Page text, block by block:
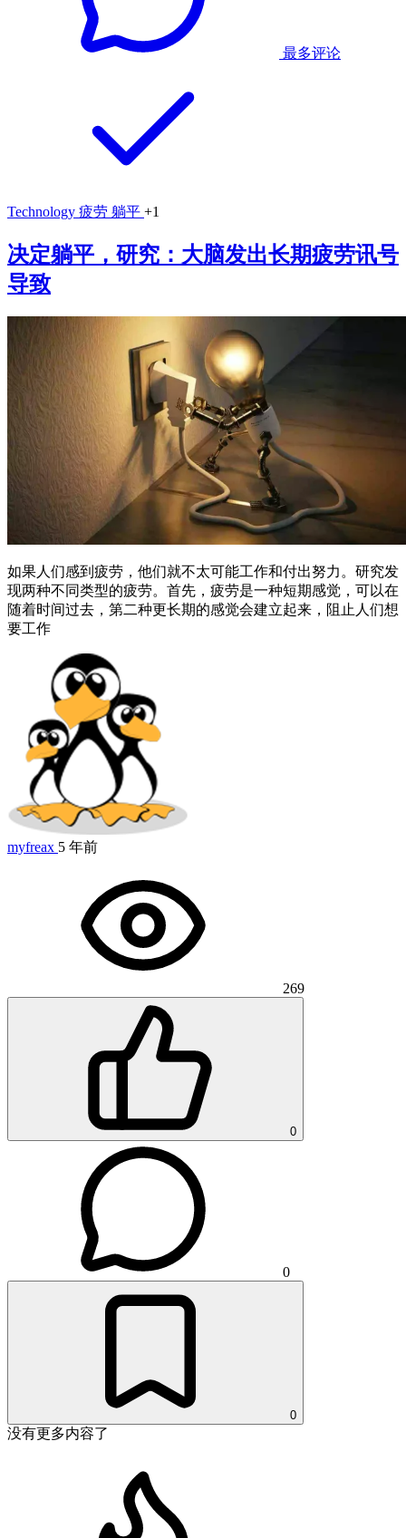
最多评论
Technology 疲劳 躺平 +1
决定躺平，研究：大脑发出长期疲劳讯号
导致
如果人们感到疲劳，他们就不太可能工作和付出努力。研究发
现两种不同类型的疲劳。首先，疲劳是一种短期感觉，可以在
随着时间过去，第二种更长期的感觉会建立起来，阻止人们想
要工作
myfreax 5 年前
269
0
0
0
没有更多内容了